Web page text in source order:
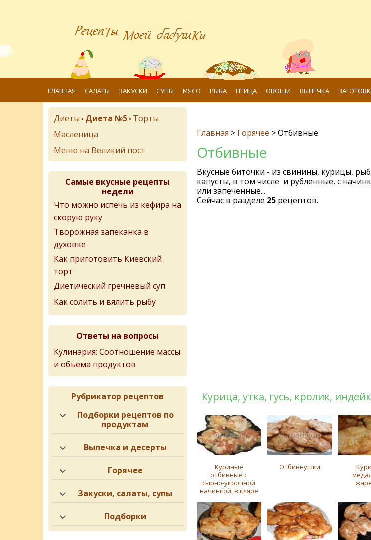
ГЛАВНАЯ САЛАТЫ ЗАКУСКИ СУПЫ МЯСО РЫБА ПТИЦА ОВОЩИ ВЫПЕЧКА
Главная > Горячее >Отбивные
Отбивные
Вкусные биточки - из свинины, курицы,
капусты, в том числе и рубленные, с
или запеченные...
Сейчас в разделе 25рецептов.
Курица, утка, гусь, кролик,
Куриные
отбивные с
сырно-укропной
начинкой, в кляре
Отбивнушки
Диеты • Диета №5 • Торты
Масленица
Меню на Великий пост
Самые вкусные рецепты
недели
Что можно испечь из кефира на
скорую руку
Творожная запеканка в
духовке
Как приготовить Киевский
торт
Диетический гречневый суп
Как солить и вялить рыбу
Ответы на вопросы
Кулинария: Соотношение массы
и объема продуктов
Рубрикатор рецептов
Подборки рецептов по
продуктам
Выпечка и десерты
Горячее
Закуски, салаты, супы
Подборки